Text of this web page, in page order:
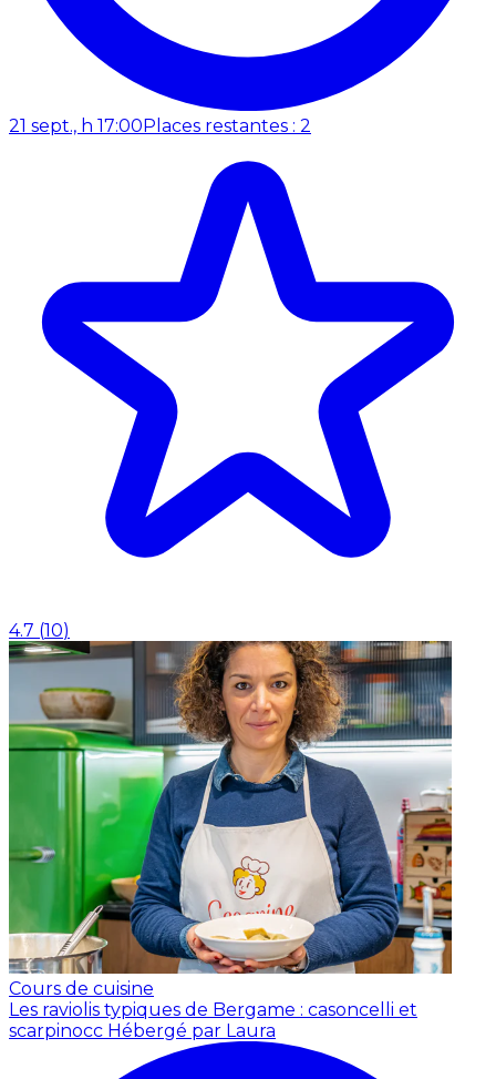
21 sept., h 17:00Places restantes : 2
4.7 (10)
Cours de cuisine
Les raviolis typiques de Bergame : casoncelli et
scarpinocc Hébergé par Laura